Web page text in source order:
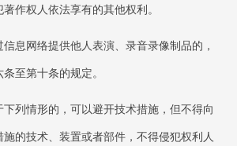
著作权人依法享有的其他权利。
息网络提供他人表演、录音录像制品的，
至第十条的规定。
列情形的，可以避开技术措施，但不得向
的技术、装置或者部件，不得侵犯权利人